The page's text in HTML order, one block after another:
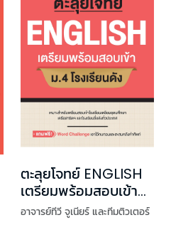
ตะลุยโจทย์ ENGLISH
เตรียมพร้อมสอบเข้า
ม.4 โรงเรียนดัง
อาจารย์ทีวี จูเนียร์ และทีมติวเตอร์